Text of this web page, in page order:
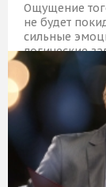
Ощущение
не будет
сильные
логические